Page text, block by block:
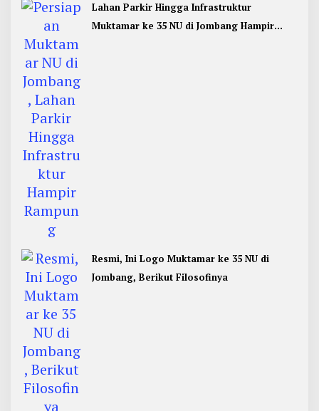
Lahan Parkir Hingga Infrastruktur
Muktamar ke 35 NU di Jombang Hampir
Resmi, Ini Logo Muktamar ke 35 NU di
Jombang, Berikut Filosofinya